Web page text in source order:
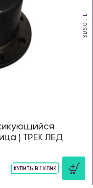
SDS.01.TL
) ТРЕК ЛЕД
КУПИТЬ В 1 КЛИК